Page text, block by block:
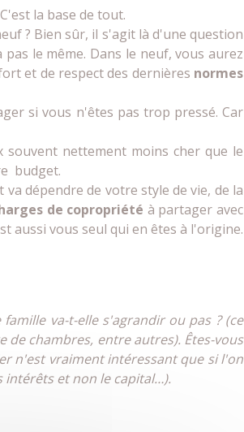
la base de tout.
? Bien sûr, il s'agit là d'une question
le même. Dans le neuf, vous aurez
et de respect des dernières normes
si vous n'êtes pas trop pressé. Car
nettement moins cher que le
budget.
dépendre de votre style de vie, de la
de copropriété à partager avec
aussi vous seul qui en êtes à l'origine.
va-t-elle s'agrandir ou pas ? (ce
chambres, entre autres). Êtes-vous
n'est vraiment intéressant que si l'on
intérêts et non le capital…).